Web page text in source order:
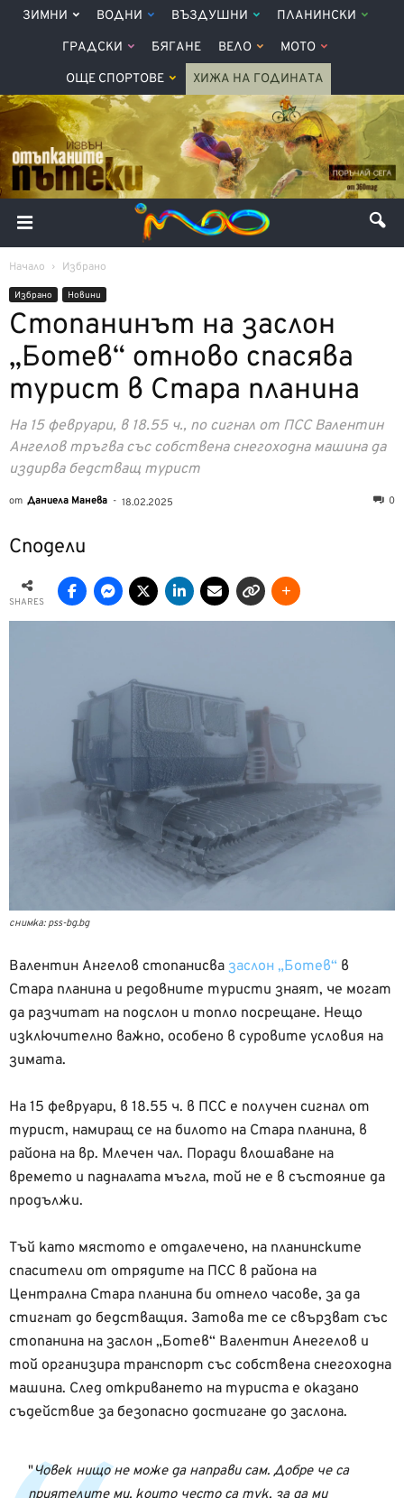
ЗИМНИ ВОДНИ ВЪЗДУШНИ ПЛАНИНСКИ
ГРАДСКИ БЯГАНЕ ВЕЛО МОТО
ОЩЕ СПОРТОВЕ ХИЖА НА ГОДИНАТА
Начало Избрано
Избрано Новини
Стопанинът на заслон
„Ботев“ отново спасява
турист в Стара планина
На 15 февруари, в 18.55 ч., по сигнал от ПСС Валентин
Ангелов тръгва със собствена снегоходна машина да
издирва бедстващ турист
от Даниела Манева - 18.02.2025 0
Сподели
SHARES
снимка: pss-bg.bg
Валентин Ангелов стопанисва заслон „Ботев“ в
Стара планина и редовните туристи знаят, че могат
да разчитат на подслон и топло посрещане. Нещо
изключително важно, особено в суровите условия на
зимата.
На 15 февруари, в 18.55 ч. в ПСС е получен сигнал от
турист, намиращ се на билото на Стара планина, в
района на вр. Млечен чал. Поради влошаване на
времето и падналата мъгла, той не е в състояние да
продължи.
Тъй като мястото е отдалечено, на планинските
спасители от отрядите на ПСС в района на
Централна Стара планина би отнело часове, за да
стигнат до бедстващия. Затова те се свързват със
стопанина на заслон „Ботев“ Валентин Анегелов и
той организира транспорт със собствена снегоходна
машина. След откриването на туриста е оказано
съдействие за безопасно достигане до заслона.
Човек нищо не може да направи сам. Добре че са
приятелите ми, които често са тук, за да ми